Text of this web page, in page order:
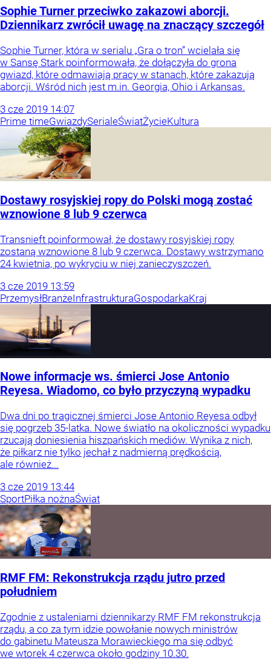
Sophie Turner przeciwko zakazowi aborcji.
Dziennikarz zwrócił uwagę na znaczący szczegół
Sophie Turner, która w serialu „Gra o tron” wcielała się
w Sansę Stark poinformowała, że dołączyła do grona
gwiazd, które odmawiają pracy w stanach, które zakazują
aborcji. Wśród nich jest m.in. Georgia, Ohio i Arkansas.
3 cze 2019 14:07
Prime timeGwiazdySerialeŚwiatŻycieKultura
Dostawy rosyjskiej ropy do Polski mogą zostać
wznowione 8 lub 9 czerwca
Transnieft poinformował, że dostawy rosyjskiej ropy
zostaną wznowione 8 lub 9 czerwca. Dostawy wstrzymano
24 kwietnia, po wykryciu w niej zanieczyszczeń.
3 cze 2019 13:59
PrzemysłBranżeInfrastrukturaGospodarkaKraj
Nowe informacje ws. śmierci Jose Antonio
Reyesa. Wiadomo, co było przyczyną wypadku
Dwa dni po tragicznej śmierci Jose Antonio Reyesa odbył
się pogrzeb 35-latka. Nowe światło na okoliczności wypadku
rzucają doniesienia hiszpańskich mediów. Wynika z nich,
że piłkarz nie tylko jechał z nadmierną prędkością,
ale również...
3 cze 2019 13:44
SportPiłka nożnaŚwiat
RMF FM: Rekonstrukcja rządu jutro przed
południem
Zgodnie z ustaleniami dziennikarzy RMF FM rekonstrukcja
rządu, a co za tym idzie powołanie nowych ministrów
do gabinetu Mateusza Morawieckiego ma się odbyć
we wtorek 4 czerwca około godziny 10.30.